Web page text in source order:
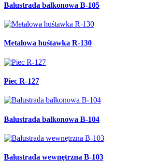
Balustrada balkonowa B-105
Metalowa huśtawka R-130
Piec R-127
Balustrada balkonowa B-104
Balustrada wewnętrzna B-103